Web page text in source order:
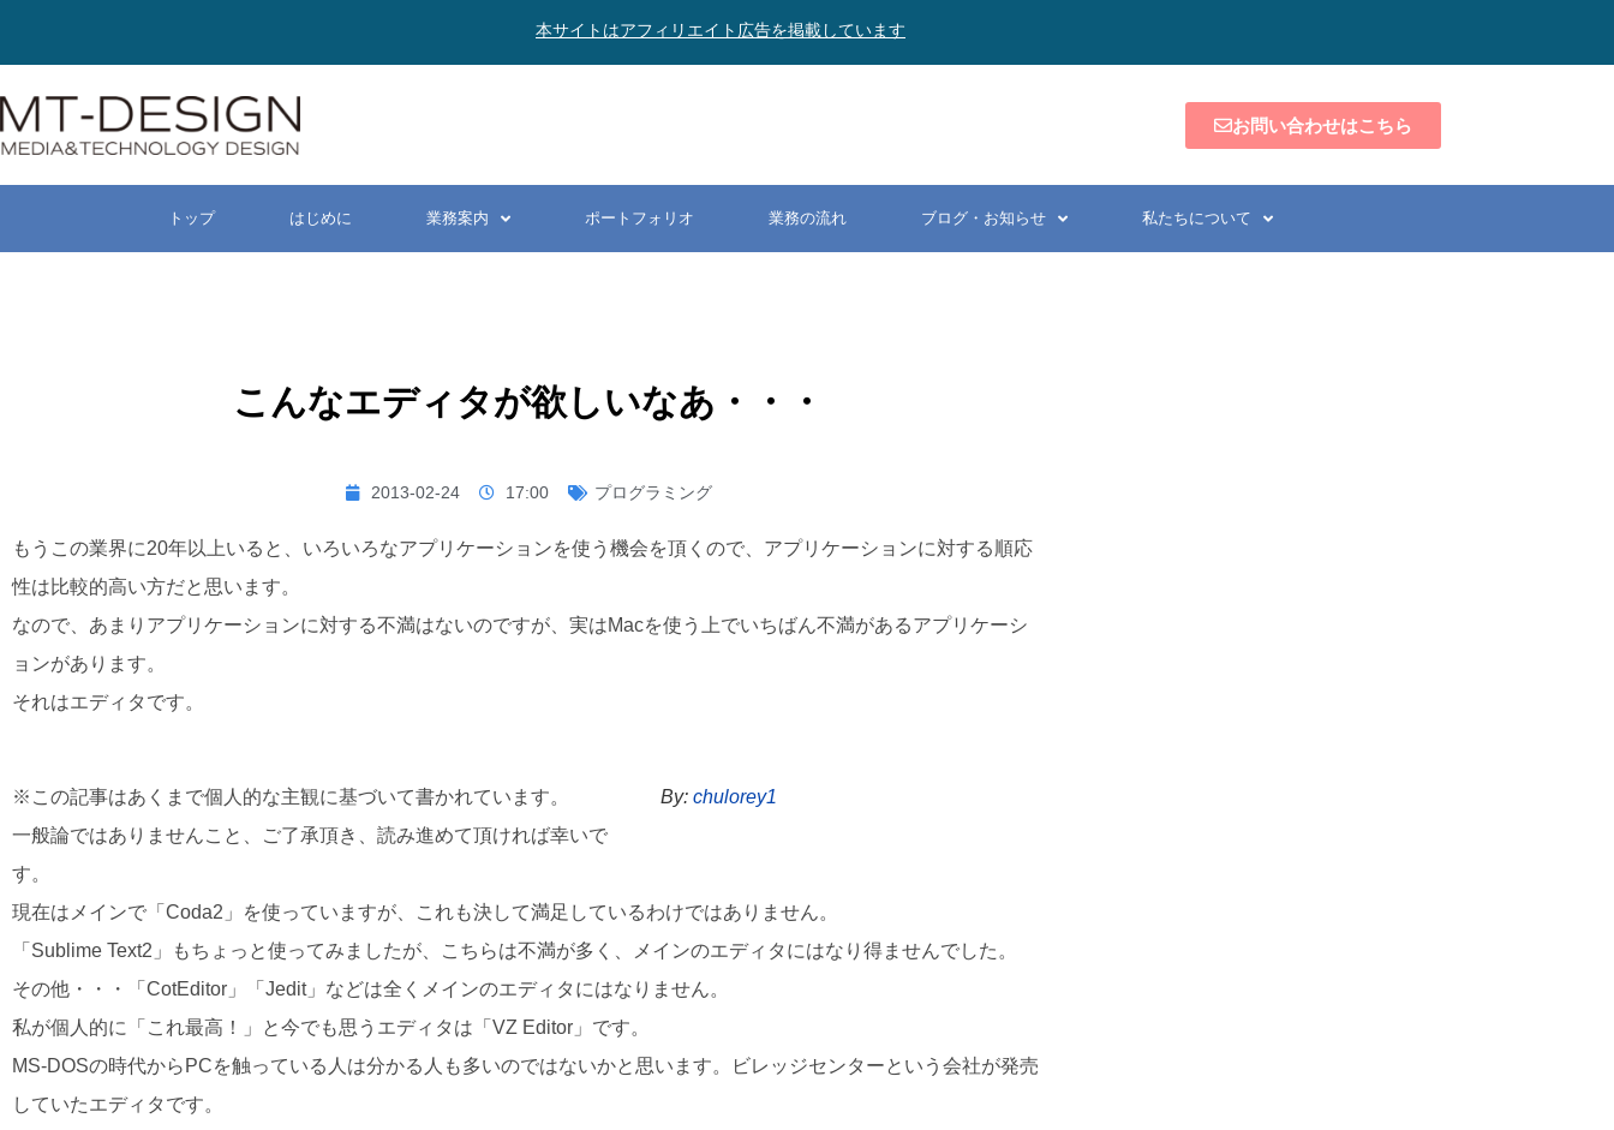
本サイトはアフィリエイト広告を掲載しています
お問い合わせはこちら
トップ はじめに 業務案内 ポートフォリオ 業務の流れ ブログ・お知らせ 私たちについて
こんなエディタが欲しいなあ・・・
2013-02-24 17:00 プログラミング
もうこの業界に20年以上いると、いろいろなアプリケーションを使う機会を頂くので、アプリケーションに対する順応
性は比較的高い方だと思います。
なので、あまりアプリケーションに対する不満はないのですが、実はMacを使う上でいちばん不満があるアプリケーシ
ョンがあります。
それはエディタです。
By: chulorey1
※この記事はあくまで個人的な主観に基づいて書かれています。
一般論ではありませんこと、ご了承頂き、読み進めて頂ければ幸いで
す。
現在はメインで「Coda2」を使っていますが、これも決して満足しているわけではありません。
「Sublime Text2」もちょっと使ってみましたが、こちらは不満が多く、メインのエディタにはなり得ませんでした。
その他・・・「CotEditor」「Jedit」などは全くメインのエディタにはなりません。
私が個人的に「これ最高！」と今でも思うエディタは「VZ Editor」です。
MS-DOSの時代からPCを触っている人は分かる人も多いのではないかと思います。ビレッジセンターという会社が発売
していたエディタです。